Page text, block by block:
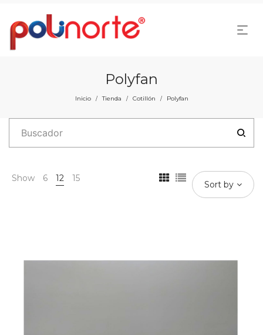
Polyfan
Inicio / Tienda / Cotillón / Polyfan
Show 6 12 15
Sort by